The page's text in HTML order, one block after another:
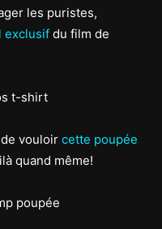
les puristes,
exclusif du film de
de vouloir cette poupée
quand même!